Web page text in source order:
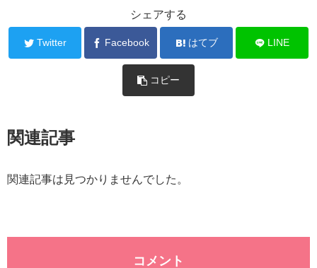
シェアする
Twitter Facebook はてブ LINE
コピー
関連記事
関連記事は見つかりませんでした。
コメント